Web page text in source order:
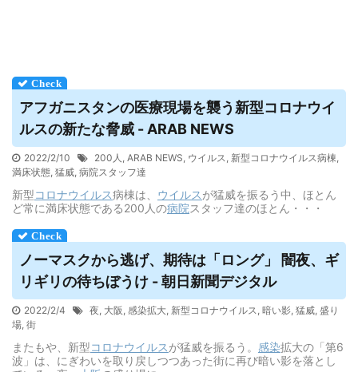
アフガニスタンの医療現場を襲う新型コロナウイ
ルスの新たな脅威 - ARAB NEWS
2022/2/10 200人 , ARAB NEWS, ウイルス, 新型コロナウイルス病棟,
満床状態, 猛威, 病院スタッフ達
新型コロナウイルス病棟は、 ウイルスが猛威を振るう中、ほとん
ど常に満床状態である200人の病院スタッフ達のほとん・・・
ノーマスクから逃げ、期待は「ロング」 闇夜、ギ
リギリの待ちぼうけ - 朝日新聞デジタル
2022/2/4 夜, 大阪, 感染拡大, 新型コロナウイルス, 暗い影, 猛威, 盛り
場, 街
またもや、新型コロナウイルスが猛威を振るう。 感染拡大の「第6
波」は、にぎわいを取り戻しつつあった街に再び暗い影を落とし